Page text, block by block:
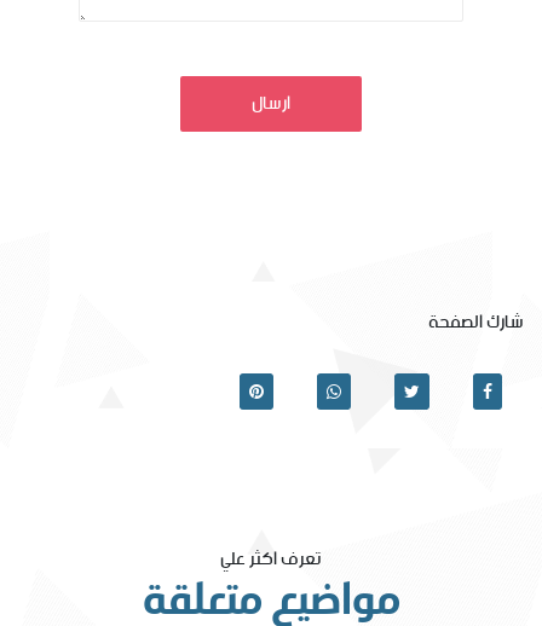
ارسال
شارك الصفحة
تعرف اكثر علي
مواضيع متعلقة